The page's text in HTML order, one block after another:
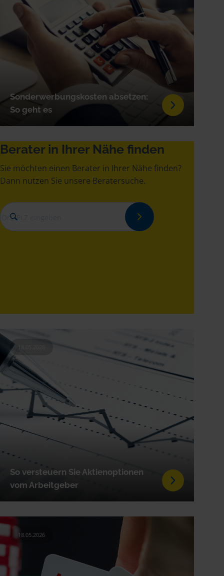
Sonderwerbungskosten absetzen:
So geht es
Berater in Ihrer Nähe finden
Sie möchten einen Berater in Ihrer Nähe finden?
Dann nutzen Sie unsere Beratersuche.
So versteuern Sie Aktienoptionen
vom Arbeitgeber
18.05.2026